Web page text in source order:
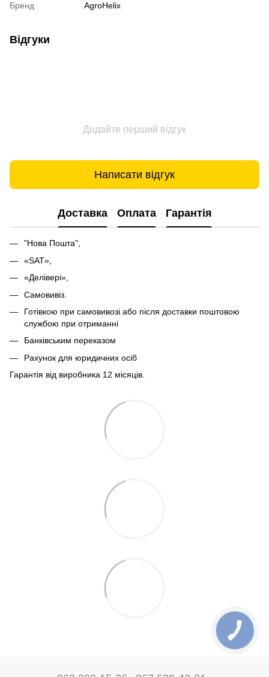
Бренд AgroHelix
Відгуки
Додайте перший відгук
Написати відгук
Доставка Оплата Гарантія
"Нова Пошта",
«SAT»,
«Делівері»,
Самовивіз.
Готівкою при самовивозі або після доставки поштовою
службою при отриманні
Банківським переказом
Рахунок для юридичних осіб
Гарантія від виробника 12 місяців.